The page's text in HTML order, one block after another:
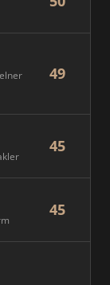
49
45
45